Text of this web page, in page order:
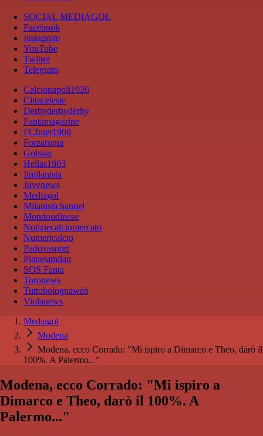
SOCIAL MEDIAGOL
Facebook
Instagram
YouTube
Twitter
Telegram
Calcionapoli1926
Cittaceleste
Derbyderbyderby
Fantamagazine
FCInter1908
Forzaroma
Golssip
Hellas1903
Ilmilanista
Juvenews
Mediagol
Milanistichannel
Mondoudinese
Notiziecalciomercato
Numericalcio
Padovasport
Pianetamilan
SOS Fanta
Toronews
Tuttobolognaweb
Violanews
Mediagol
Modena
Modena, ecco Corrado: "Mi ispiro a Dimarco e Theo, darò il
100%. A Palermo..."
Modena, ecco Corrado: "Mi ispiro a
Dimarco e Theo, darò il 100%. A
Palermo..."